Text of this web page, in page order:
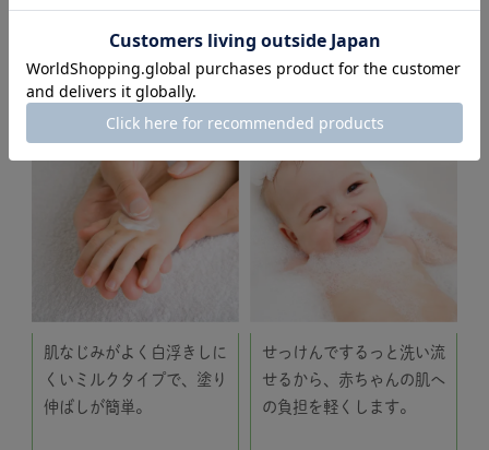
すーっと伸びる
肌なじみがよく白浮きしに
くいミルクタイプで、塗り
伸ばしが簡単。
せっけんで落とせる
せっけんでするっと洗い流
せるから、赤ちゃんの肌へ
の負担を軽くします。